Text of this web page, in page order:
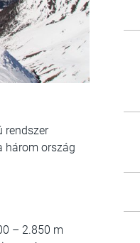
rendszer
három ország
– 2.850 m